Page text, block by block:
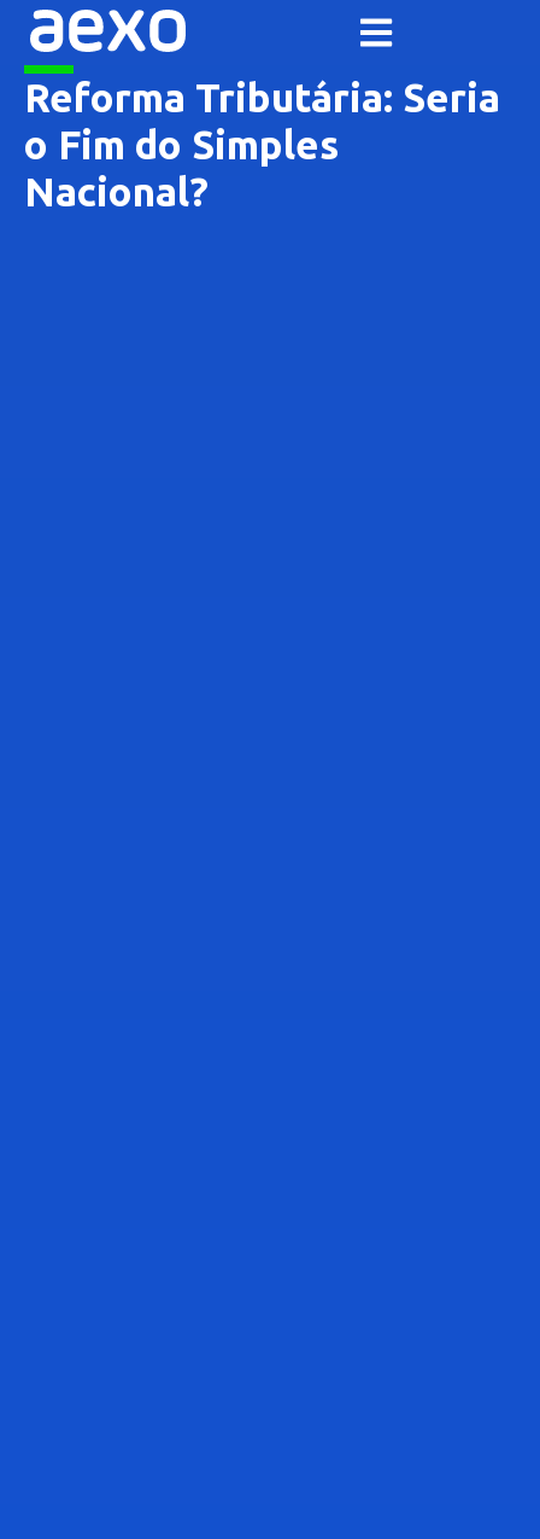
Reforma Tributária: Seria
o Fim do Simples
Nacional?